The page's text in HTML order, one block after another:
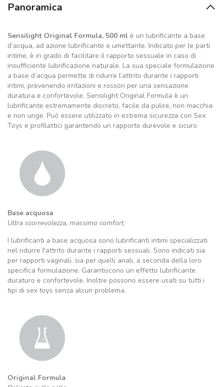
Panoramica
Sensilight Original Formula, 500 ml è un lubrificante a base
d’acqua, ad azione lubrificante e umettante. Indicato per le parti
intime, è in grado di facilitare il rapporto sessuale in caso di
insufficiente lubrificazione naturale. La sua speciale formulazione
a base d’acqua permette di ridurre l’attrito durante i rapporti
intimi, prevenendo irritazioni e rossori per una sensazione
duratura e confortevole. Sensilight Original Formula è un
lubrificante estremamente discreto, facile da pulire, non macchia
e non unge. Può essere utilizzato in estrema sicurezza con Sex
Toys e profilattici garantendo un rapporto durevole e sicuro
Base acquosa
Ultra scorrevolezza, massimo comfort
I lubrificanti a base acquosa sono lubrificanti intimi specializzati
nel ridurre l'attrito durante i rapporti sessuali. Sono indicati sia
per rapporti vaginali, sia per quelli anali, a seconda della loro
specifica formulazione. Garantiscono un effetto lubrificante
duraturo e confortevole. Inoltre possono essere usati su tutti i
tipi di sex toys senza alcun problema.
Original Formula